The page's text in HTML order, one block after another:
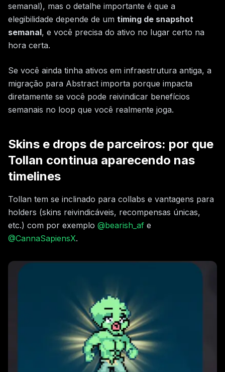
semanal), mas o detalhe importante é que a
elegibilidade depende de um timing de snapshot
semanal, e você precisa do ativo no lugar certo na
hora certa.
Se você ainda tinha ativos em infraestrutura antiga, a
migração para Abstract importa porque impacta
diretamente se você pode reivindicar benefícios
semanais no loop que você realmente joga.
Skins e drops de parceiros: por que
Tollan continua aparecendo nas
timelines
Tollan tem se inclinado para collabs e vantagens para
holders (skins reivindicáveis, recompensas únicas,
etc.) com por exemplo @bearish_af e
@CannaSapiensX.